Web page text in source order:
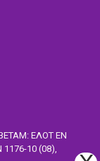
ΕΛΟΤ EN
10 (08),